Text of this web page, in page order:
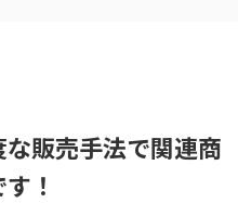
販売手法で関連商
！